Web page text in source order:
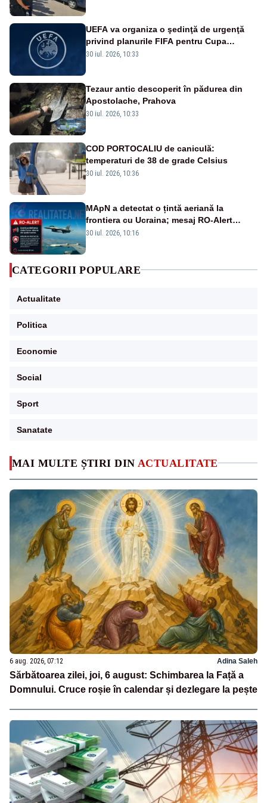
MAI MULTE ȘTIRI DIN ACTUALITATE
6 aug. 2026, 07:12 Adina Saleh
Sărbătoarea zilei, joi, 6 august: Schimbarea la Față a
Domnului. Cruce roșie în calendar și dezlegare la pește
UEFA va organiza o şedinţă de urgenţă
privind planurile FIFA pentru Cupa
Mondială
30 iul. 2026, 10:33
Tezaur antic descoperit în pădurea din
Apostolache, Prahova
30 iul. 2026, 10:33
COD PORTOCALIU de caniculă:
temperaturi de 38 de grade Celsius
30 iul. 2026, 10:36
MApN a detectat o țintă aeriană la
frontiera cu Ucraina; mesaj RO-Alert
transmis în județul Tulcea
30 iul. 2026, 10:16
CATEGORII POPULARE
Actualitate
Politica
Economie
Social
Sport
Sanatate